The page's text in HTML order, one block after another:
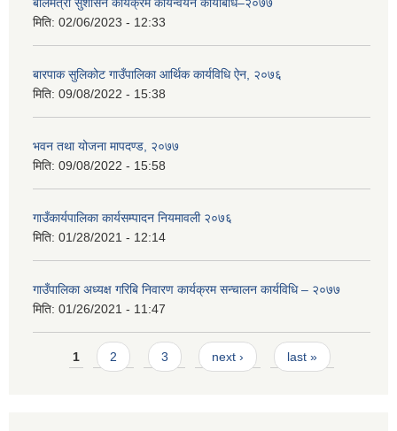
मिति: 02/06/2023 - 12:33
बारपाक सुलिकोट गाउँपालिका आर्थिक कार्यविधि ऐन, २०७६
मिति: 09/08/2022 - 15:38
भवन तथा योजना मापदण्ड, २०७७
मिति: 09/08/2022 - 15:58
गाउँकार्यपालिका कार्यसम्पादन नियमावली २०७६
मिति: 01/28/2021 - 12:14
गाउँपालिका अध्यक्ष गरिबि निवारण कार्यक्रम सन्चालन कार्यविधि – २०७७
मिति: 01/26/2021 - 11:47
Pages
1 2 3 next › last »